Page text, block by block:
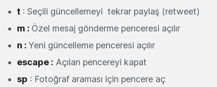
t : Seçili güncellemeyi tekrar paylaş (retweet)
m : Özel mesaj gönderme penceresi açılır
n : Yeni güncelleme penceresi açılır
escape : Açılan pencereyi kapat
sp : Fotoğraf araması için pencere aç